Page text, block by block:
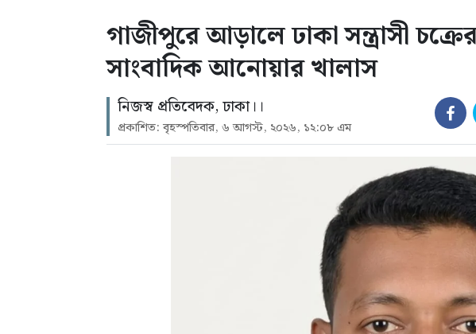
গাজীপুরে আড়ালে ঢাকা সন্ত্রাসী
সাংবাদিক আনোয়ার খালাস
নিজস্ব প্রতিবেদক, ঢাকা।।
প্রকাশিত: বৃহস্পতিবার, ৬ আগস্ট, ২০২৬, ১২:০৮ এম